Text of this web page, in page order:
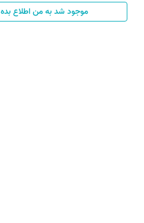
موجود شد به من اطلاع بده